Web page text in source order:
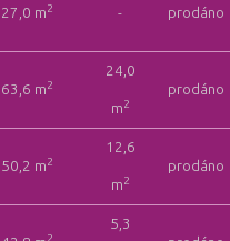
27,0 m2 - prodáno
63,6 m2
24,0
m2
prodáno
50,2 m2
12,6
m2
prodáno
2
5,3